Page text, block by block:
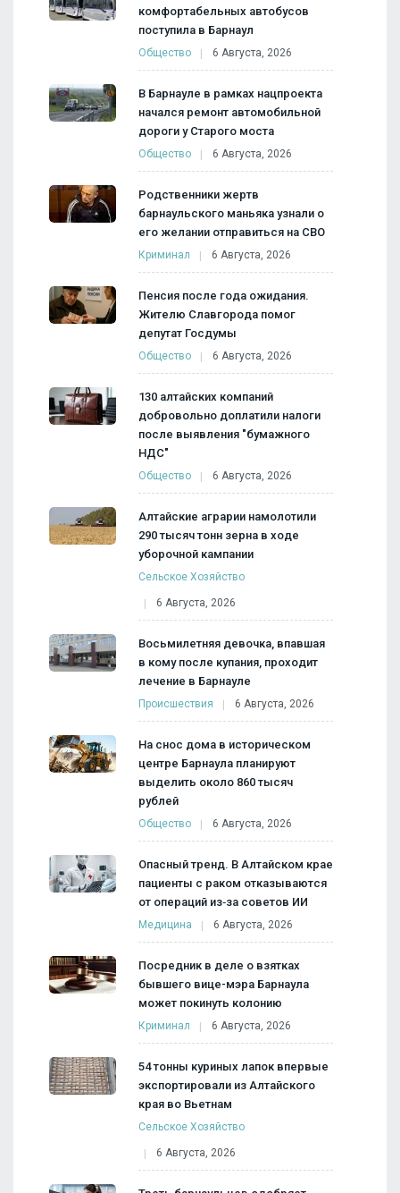
комфортабельных автобусов
поступила в Барнаул
Общество 6 Августа, 2026
В Барнауле в рамках нацпроекта
начался ремонт автомобильной
дороги у Старого моста
Общество 6 Августа, 2026
Родственники жертв
барнаульского маньяка узнали о
его желании отправиться на СВО
Криминал 6 Августа, 2026
Пенсия после года ожидания.
Жителю Славгорода помог
депутат Госдумы
Общество 6 Августа, 2026
130 алтайских компаний
добровольно доплатили налоги
после выявления "бумажного
НДС"
Общество 6 Августа, 2026
Алтайские аграрии намолотили
290 тысяч тонн зерна в ходе
уборочной кампании
Сельское Хозяйство
6 Августа, 2026
Восьмилетняя девочка, впавшая
в кому после купания, проходит
лечение в Барнауле
Происшествия 6 Августа, 2026
На снос дома в историческом
центре Барнаула планируют
выделить около 860 тысяч
рублей
Общество 6 Августа, 2026
Опасный тренд. В Алтайском крае
пациенты с раком отказываются
от операций из‑за советов ИИ
Медицина 6 Августа, 2026
Посредник в деле о взятках
бывшего вице-мэра Барнаула
может покинуть колонию
Криминал 6 Августа, 2026
54 тонны куриных лапок впервые
экспортировали из Алтайского
края во Вьетнам
Сельское Хозяйство
6 Августа, 2026